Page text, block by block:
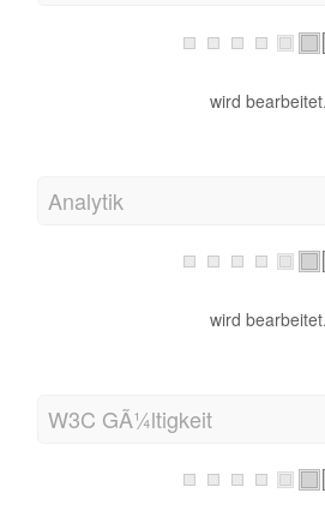
wird
Analytik
wird
W3C GÃ¼ltigkeit